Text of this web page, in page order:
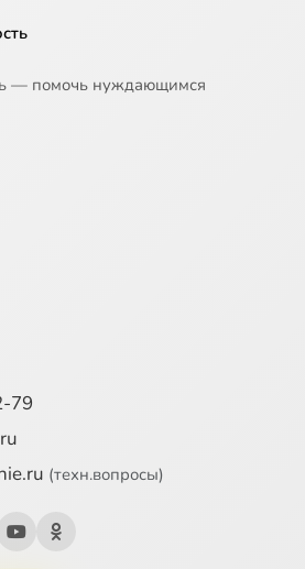
— помочь нуждающимся
79
(техн.вопросы)